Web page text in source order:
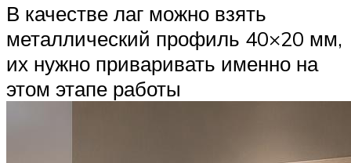
В качестве лаг можно взять
металлический профиль 40×20 мм,
их нужно приваривать именно на
этом этапе работы